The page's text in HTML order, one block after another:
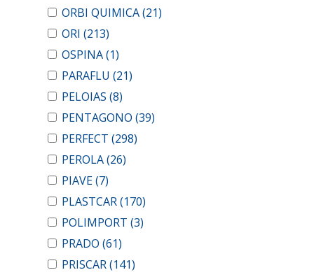
ORBI QUIMICA(21)
ORI (213)
OSPINA(1)
PARAFLU (21)
PELOIAS (8)
PENTAGONO (39)
PERFECT (298)
PEROLA(26)
PIAVE(7)
PLASTCAR(170)
POLIMPORT (3)
PRADO (61)
PRISCAR(141)